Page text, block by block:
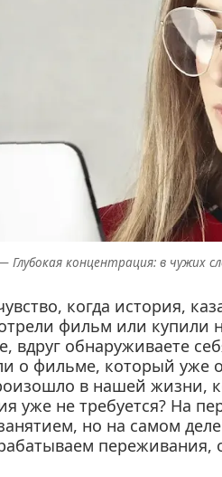
Глубокая концентрация: в чужих
когда история,
фильм или купили
вдруг обнаруживаете
о фильме, который
в нашей жизни,
уже не требуется? На
но на самом
переживания,